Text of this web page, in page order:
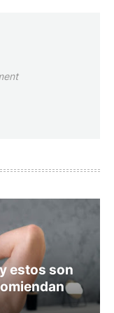
estos son